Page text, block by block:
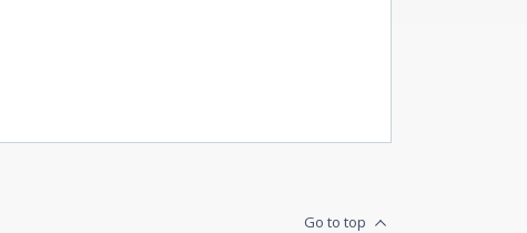
Go to top